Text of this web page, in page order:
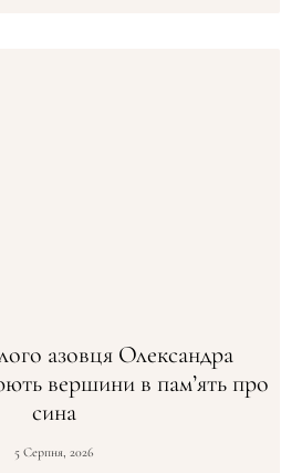
азовця Олександра
вершини в пам’ять про
сина
5 Серпня, 2026